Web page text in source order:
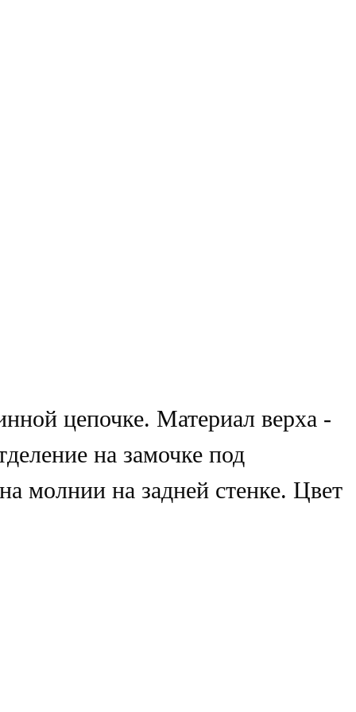
цепочке. Материал верха -
на замочке под
молнии на задней стенке. Цвет